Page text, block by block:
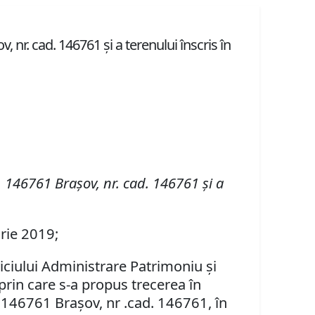
nr. cad. 146761 şi a terenului înscris în
Braşov, nr. cad. 146761 şi a
2019;
Administrare Patrimoniu şi
care s-a propustrecerea în
Braşov, nr .cad. 146761, în